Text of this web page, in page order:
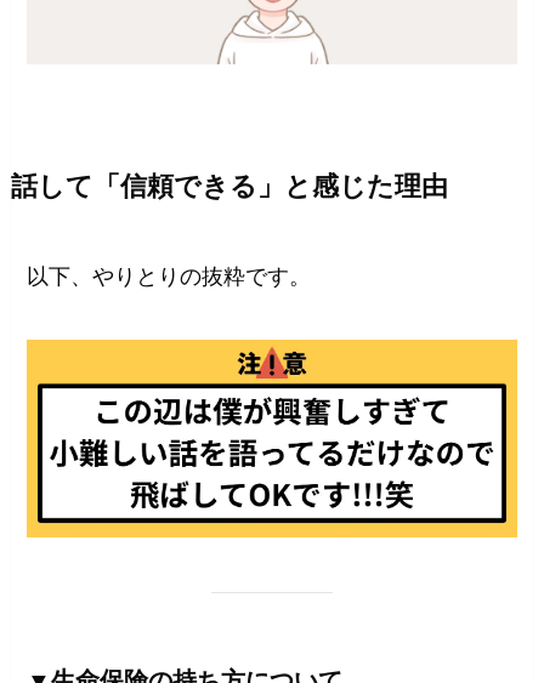
話して「信頼できる」と感じた理由
以下、やりとりの抜粋です。